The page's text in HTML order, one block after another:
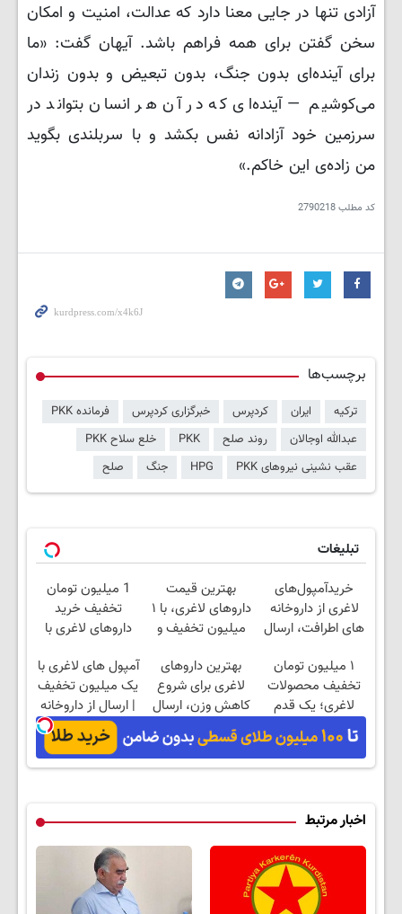
آزادی تنها در جایی معنا دارد که عدالت، امنیت و امکان
سخن گفتن برای همه فراهم باشد. آیهان گفت: «ما
برای آینده‌ای بدون جنگ، بدون تبعیض و بدون زندان
می‌کوشیم — آینده‌ای که در آن هر انسان بتواند در
سرزمین خود آزادانه نفس بکشد و با سربلندی بگوید
من زاده‌ی این خاکم.»
کد مطلب2790218
برچسب‌ها
ترکیه ایران کردپرس خبرگزاری کردپرس
فرمانده PKK
عبدالله اوجالان
روند صلح PKK
خلع سلاح PKK
عقب نشینی نیروهای PKK
HPG جنگ صلح
تبلیغات
خریدآمپول‌های
لاغری از داروخانه
های اطرافت، ارسال
یخ!
بهترین قیمت
داروهای لاغری، با ۱
میلیون تخفیف و
1 میلیون تومان
تخفیف خرید
داروهای لاغری با
پک یخ!
۱ میلیون تومان
تخفیف محصولات
لاغری؛ یک قدم
نزدیک‌تر به شروع
کاهش وزن
بهترین داروهای
لاغری برای شروع
کاهش وزن، ارسال
از داروخانه های
نزدیکت!
آمپول های لاغری با
یک میلیون تخفیف
| ارسال از داروخانه
های معتبر
اخبار مرتبط